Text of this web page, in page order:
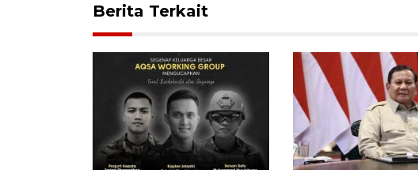
Berita Terkait